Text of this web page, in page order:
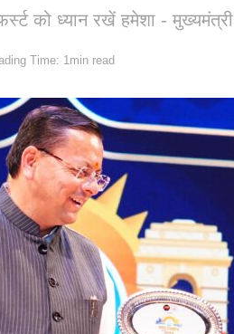
को ध्यान रखें हमेशा - मुख्यमंत्री
Time: 1min read